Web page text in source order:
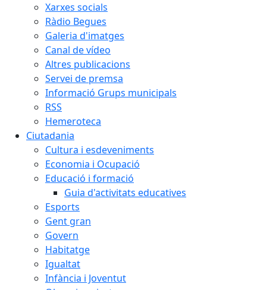
Xarxes socials
Ràdio Begues
Galeria d'imatges
Canal de vídeo
Altres publicacions
Servei de premsa
Informació Grups municipals
RSS
Hemeroteca
Ciutadania
Cultura i esdeveniments
Economia i Ocupació
Educació i formació
Guia d'activitats educatives
Esports
Gent gran
Govern
Habitatge
Igualtat
Infància i Joventut